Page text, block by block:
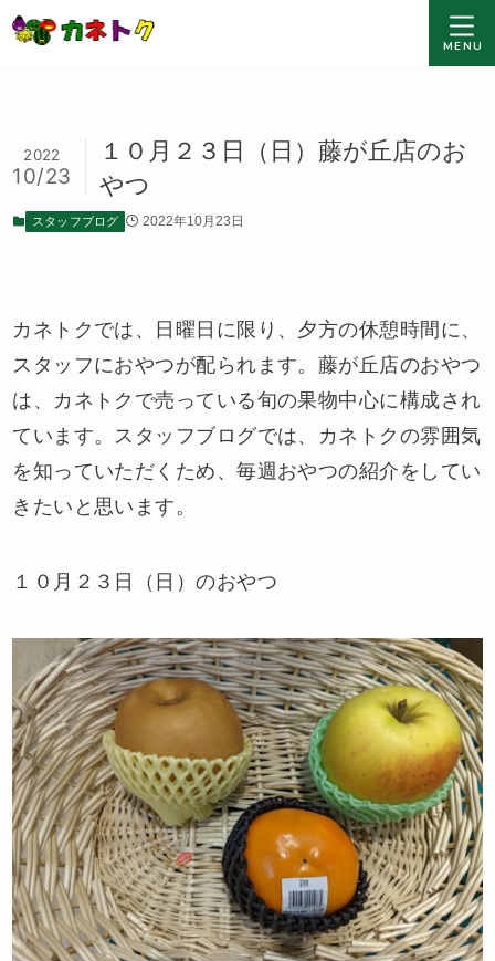
MENU
１０月２３日（日）藤が丘店のお
やつ
2022
10/23
スタッフブログ 2022年10月23日
カネトクでは、日曜日に限り、夕方の休憩時間に、
スタッフにおやつが配られます。藤が丘店のおやつ
は、カネトクで売っている旬の果物中心に構成され
ています。スタッフブログでは、カネトクの雰囲気
を知っていただくため、毎週おやつの紹介をしてい
きたいと思います。
１０月２３日（日）のおやつ